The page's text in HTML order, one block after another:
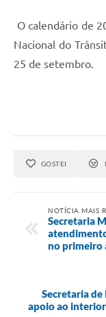
O calendário de
Nacional do
25 de setembro.
GOSTEI
NOTÍCIA MAIS
Secretaria
no primeiro
Secretaria
apoio ao